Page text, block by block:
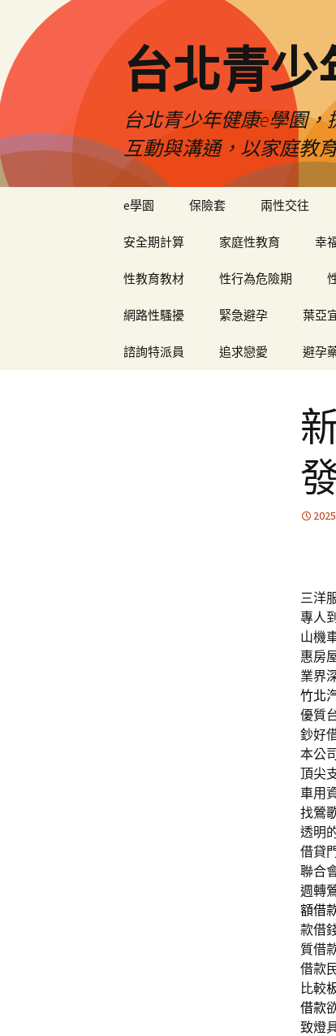
台北青
台北青少年健康e學園
互動與溝通，以家庭教
e學園 保險套 兩性交往
安全期計算 家庭性教育 幸
性教育教材 性行為危險期
網路性騷擾 緊急避孕 葉亞
諮詢特派員 追求戀愛 避孕
三洋
專人
山機
惠房
業界
竹北
優質
鈔好
本公
頂尖
車用
找鶯
透明
借貸
聯合
週轉
額借
款借
質借
借款
比較
借款
致燈